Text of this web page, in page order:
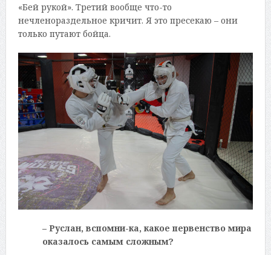
«Бей рукой». Третий вообще что-то
нечленораздельное кричит. Я это пресекаю – они
только путают бойца.
– Руслан, вспомни-ка, какое первенство мира
оказалось самым сложным?